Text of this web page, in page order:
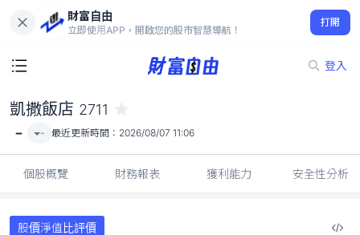
財富自由
立即使用APP，開啟您的股市智慧導航！
打開
登入
-
凱撒飯店 2711
- - 最近更新時間： 2026/08/07 11:06
個股概覽 財務報表 獲利能力 安全性分析
股價淨值比評價